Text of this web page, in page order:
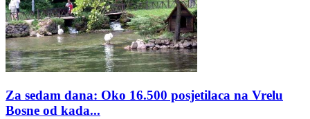
Za sedam dana: Oko 16.500 posjetilaca na Vrelu
Bosne od kada...